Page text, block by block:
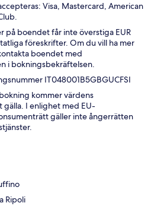
Visa, Mastercard, American
på boendet får inte överstiga EUR
föreskrifter. Om du vill ha mer
boendet med
i bokningsbekräftelsen.
IT048001B5GBGUCFSI
kommer värdens
I enlighet med EU-
gäller inte ångerrätten
Ripoli